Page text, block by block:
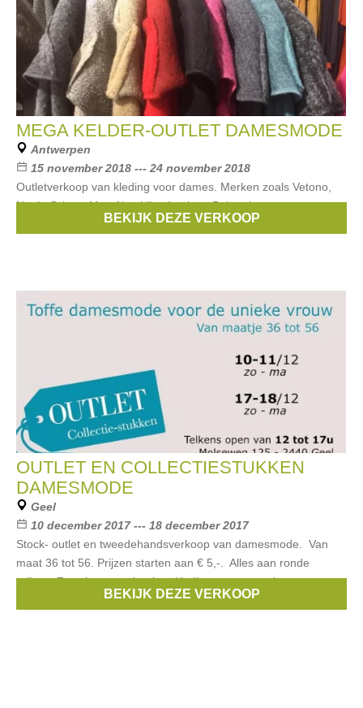
MEGA KELDER-OUTLET DAMESMODE
Antwerpen
15 november 2018 --- 24 november 2018
Outletverkoop van kleding voor dames. Merken zoals Vetono,
Nook, Grizas, Mat, Alembika, Luukaa, Bohemia,...
,Bohemia ,Vetono,GRIZAS,
BEKIJK DEZE VERKOOP
OUTLET EN COLLECTIESTUKKEN
DAMESMODE
Geel
10 december 2017 --- 18 december 2017
Stock- outlet en tweedehandsverkoop van damesmode. Van
maat 36 tot 56. Prijzen starten aan € 5,-. Alles aan ronde
prijzen. Zowel zomer als winterkleding en accessoires.
,Bohemia ,Vetono,GRIZAS,
BEKIJK DEZE VERKOOP